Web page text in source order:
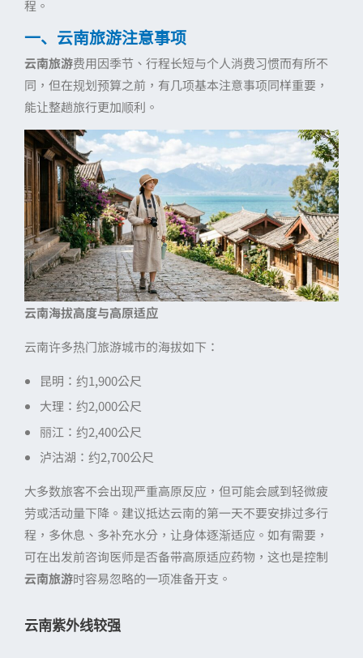
程。
一、云南旅游注意事项
云南旅游费用因季节、行程长短与个人消费习惯而有所不
同，但在规划预算之前，有几项基本注意事项同样重要，
能让整趟旅行更加顺利。
云南海拔高度与高原适应
云南许多热门旅游城市的海拔如下：
昆明：约1,900公尺
大理：约2,000公尺
丽江：约2,400公尺
泸沽湖：约2,700公尺
大多数旅客不会出现严重高原反应，但可能会感到轻微疲
劳或活动量下降。建议抵达云南的第一天不要安排过多行
程，多休息、多补充水分，让身体逐渐适应。如有需要，
可在出发前咨询医师是否备带高原适应药物，这也是控制
云南旅游时容易忽略的一项准备开支。
云南紫外线较强